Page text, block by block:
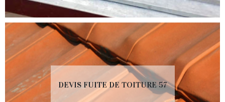
DEVIS FUITE DE TOITURE 57